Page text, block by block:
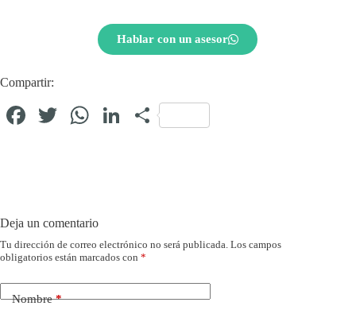
Hablar con un asesor
Compartir:
Fa T
W
pp
Li C
r
Deja un comentario
Tu dirección de correo electrónico no será publicada. Los campos
obligatorios están marcados con *
Nombre*